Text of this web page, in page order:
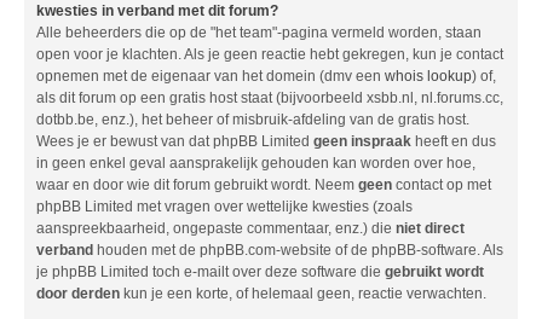
kwesties in verband met dit forum?
Alle beheerders die op de "het team"-pagina vermeld worden, staan
open voor je klachten. Als je geen reactie hebt gekregen, kun je contact
opnemen met de eigenaar van het domein (dmv een whois lookup) of,
als dit forum op een gratis host staat (bijvoorbeeld xsbb.nl, nl.forums.cc,
dotbb.be, enz.), het beheer of misbruik-afdeling van de gratis host.
Wees je er bewust van dat phpBB Limited geen inspraak heeft en dus
in geen enkel geval aansprakelijk gehouden kan worden over hoe,
waar en door wie dit forum gebruikt wordt. Neem geen contact op met
phpBB Limited met vragen over wettelijke kwesties (zoals
aanspreekbaarheid, ongepaste commentaar, enz.) die niet direct
verband houden met de phpBB.com-website of de phpBB-software. Als
je phpBB Limited toch e-mailt over deze software die gebruikt wordt
door derden kun je een korte, of helemaal geen, reactie verwachten.